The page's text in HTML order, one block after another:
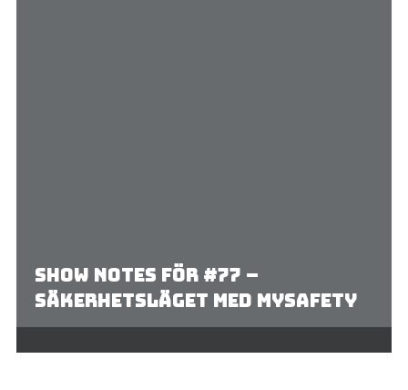
Show Notes för #77 –
Säkerhetsläget med mySafety